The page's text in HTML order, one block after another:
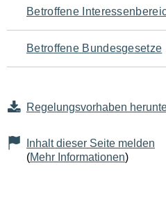
den
Seiteninhalt
Betroffene
Betroffene Bundesgesetze
Regelungsvorhaben
Inhalt dieser Seite melden
(Mehr Informationen)